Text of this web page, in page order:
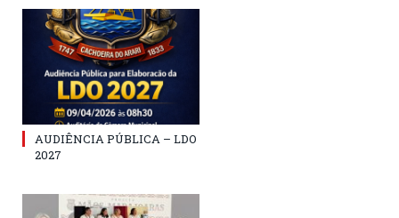
AUDIÊNCIA PÚBLICA – LDO
2027